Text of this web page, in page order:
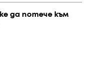
да потече към